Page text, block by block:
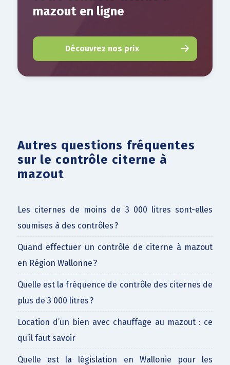
mazout en ligne
Découvrez nos prix
Autres questions fréquentes
sur le contrôle citerne à
mazout
Les citernes de moins de 3 000 litres sont-elles
soumises à des contrôles ?
Quand effectuer un contrôle de citerne à mazout
en Région Wallonne ?
Quelle est la fréquence de contrôle des citernes de
plus de 3 000 litres ?
Location d’un bien avec chauffage au mazout : ce
qu’il faut savoir
Quelle est la législation en Wallonie pour les